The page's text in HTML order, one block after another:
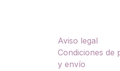
Aviso legal
Condiciones de
y envío